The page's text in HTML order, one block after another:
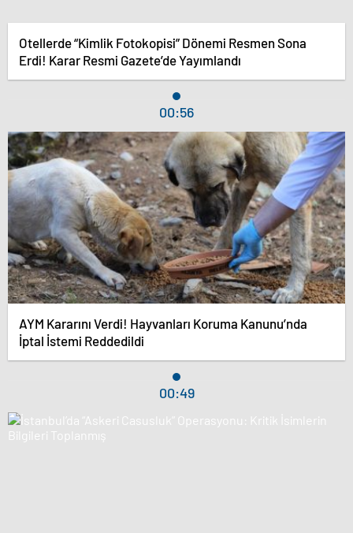
Otellerde “Kimlik Fotokopisi” Dönemi Resmen Sona
Erdi! Karar Resmi Gazete’de Yayımlandı
00:56
AYM Kararını Verdi! Hayvanları Koruma Kanunu’nda
İptal İstemi Reddedildi
00:49